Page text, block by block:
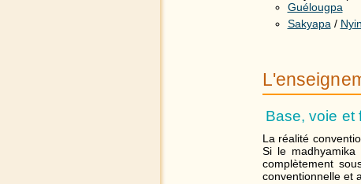
Guélougpa
Sakyapa/
Base, voie et
La réalité
Si le
complètement
conventionnelle et